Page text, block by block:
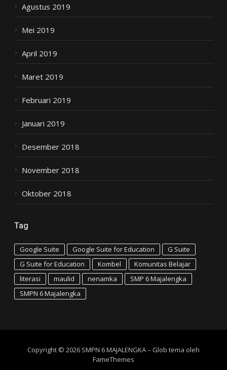
Agustus 2019
Mei 2019
April 2019
Maret 2019
Februari 2019
Januari 2019
Desember 2018
November 2018
Oktober 2018
Tag
Google Suite Google Suite for Education
G Suite
G Suite for Education
Kombel
Komunitas Belajar
literasi
maulid nenamka
SMP 6 Majalengka
SMPN 6 Majalengka
Copyright © 2026 SMPN 6 MAJALENGKA– Glob tema oleh
FameThemes